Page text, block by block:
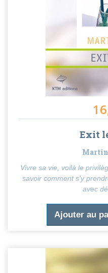
Exit
Vivre sa vie, voilà le
savoir comment s’y
avec
Ajouter au